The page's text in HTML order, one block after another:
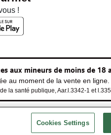
!
aux mineurs de moins de 18
au moment de la vente en ligne.
la santé publique, Aar.l.3342-1 et
réservésCookies Settings